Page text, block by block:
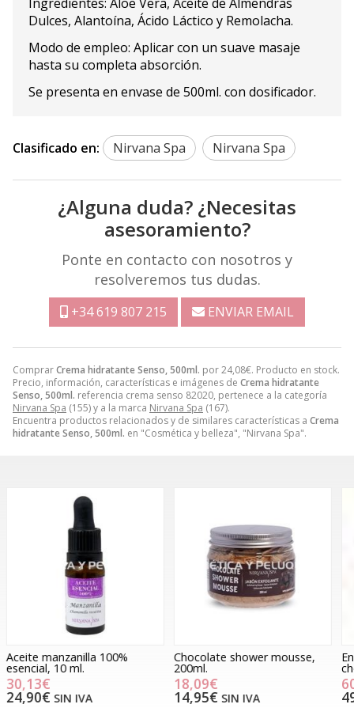
ComprarCrema hidratante Senso, 500ml. por24,08€. Producto en stock.
Precio, información, características e imágenes de Crema hidratante
Senso, 500ml. referencia crema senso 82020, pertenece a la categoría
Nirvana Spa (155) y a la marca Nirvana Spa (167).
Encuentra productos relacionados y de similares características a Crema
hidratante Senso, 500ml. en "Cosmética y belleza", "Nirvana Spa".
Dulces, Alantoína, Ácido Láctico y Remolacha.
Modo de empleo: Aplicar con un suave masaje
hasta su completa absorción.
Se presenta en envase de 500ml. con dosificador.
Clasificado en: Nirvana Spa Nirvana Spa
¿Alguna duda? ¿Necesitas
asesoramiento?
Ponte en contacto con nosotros y
resolveremos tus dudas.
+34 619 807 215 ENVIAR EMAIL
Chocolate shower mousse,
200ml.
18,09€
14,95€SIN IVA
Envoltura mousse hot
chocolate, 1 kg.
60,20€
49,75€SIN IVA